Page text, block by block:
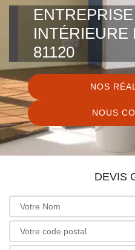
INTÉRIEURE
81120
NOS
NOUS
DEVIS